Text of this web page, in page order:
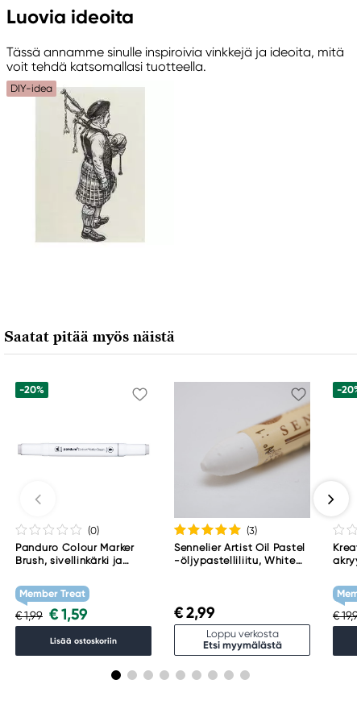
Faber-Castell
Nürnberger Straße 2
90546 Stein, Germany
info@Faber-Castell.de
+49 (0) 911 9965-0
Luovia ideoita
Tässä annamme sinulle inspiroivia vinkkejä ja ideoita, mitä
voit tehdä katsomallasi tuotteella.
DIY-idea
Saatat pitää myös näistä
-20%
(0)
Panduro Colour Marker
Brush, sivellinkärki ja
WG1
Member Treat
€ 1,99 € 1,59
Lisää ostoskoriin
(3)
Sennelier Artist Oil Pastel
-öljypastelliliitu, White
€ 2,99
Loppu verkosta
Etsi myymälästä
-
€